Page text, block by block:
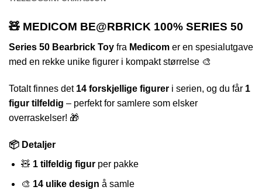
🧸 MEDICOM BE@RBRICK 100% SERIES 50
Series 50 Bearbrick Toy fra Medicom er en spesialutgave
med en rekke unike figurer i kompakt størrelse 🎨
Totalt finnes det 14 forskjellige figurer i serien, og du får 1
figur tilfeldig – perfekt for samlere som elsker
overraskelser! 🎁
📦 Detaljer
🧸 1 tilfeldig figurper pakke
🎨 14 ulike design å samle